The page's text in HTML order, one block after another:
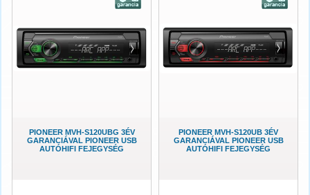
PIONEER MVH-S120UBG 3ÉV
GARANCIÁVAL PIONEER USB
AUTÓHIFI FEJEGYSÉG
PIONEER MVH-S120UB 3ÉV
GARANCIÁVAL PIONEER USB
AUTÓHIFI FEJEGYSÉG